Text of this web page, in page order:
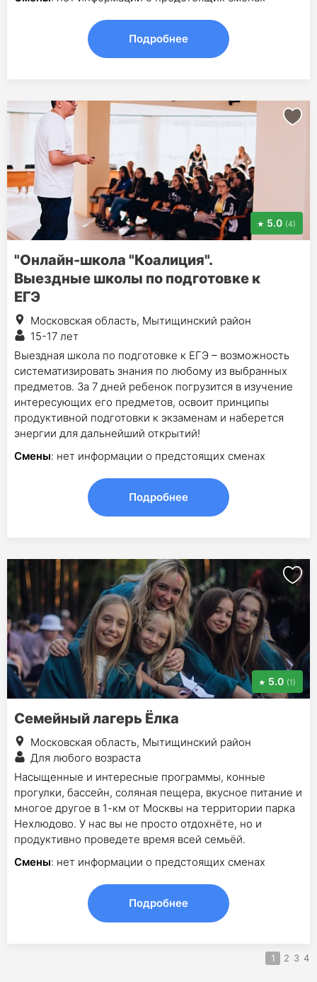
Подробнее
5.0 (4)
"Онлайн-школа "Коалиция".
Выездные школы по подготовке к
ЕГЭ
Московская область, Мытищинский район
15-17 лет
Выездная школа по подготовке к ЕГЭ – возможность
систематизировать знания по любому из выбранных
предметов. За 7 дней ребенок погрузится в изучение
интересующих его предметов, освоит принципы
продуктивной подготовки к экзаменам и наберется
энергии для дальнейший открытий!
Смены: нет информации о предстоящих сменах
Подробнее
5.0 (1)
Семейный лагерь Ёлка
Московская область, Мытищинский район
Для любого возраста
Насыщенные и интересные программы, конные
прогулки, бассейн, соляная пещера, вкусное питание и
многое другое в 1-км от Москвы на территории парка
Нехлюдово. У нас вы не просто отдохнёте, но и
продуктивно проведете время всей семьёй.
Смены: нет информации о предстоящих сменах
Подробнее
1 2 3 4